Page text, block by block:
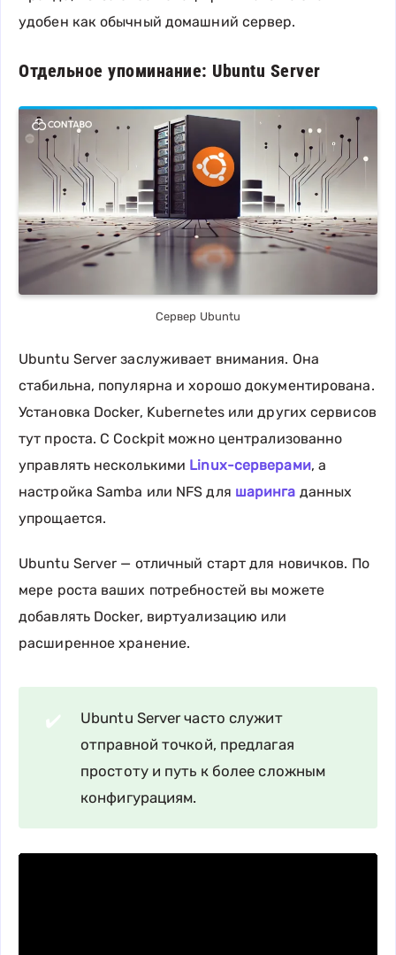
удобен как обычный домашний сервер.
Отдельное упоминание: Ubuntu Server
Сервер Ubuntu
Ubuntu Server заслуживает внимания. Она
стабильна, популярна и хорошо документирована.
Установка Docker, Kubernetes или других сервисов
тут проста. С Cockpit можно централизованно
управлять несколькими Linux-серверами, а
настройка Samba или NFS для шаринга данных
упрощается.
Ubuntu Server — отличный старт для новичков. По
мере роста ваших потребностей вы можете
добавлять Docker, виртуализацию или
расширенное хранение.
✔️
Ubuntu Server часто служит
отправной точкой, предлагая
простоту и путь к более сложным
конфигурациям.